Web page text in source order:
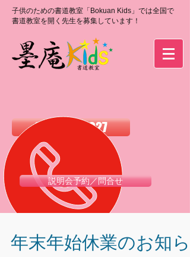
子供のための書道教室「Bokuan Kids」では全国で
書道教室を開く先生を募集しています！
0120-988-027
説明会予約／問合せ
年末年始休業のお知ら